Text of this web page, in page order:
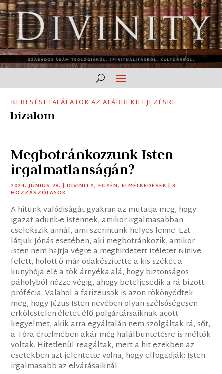
KERESÉSI TALÁLATOK AZ ALÁBBI KIFEJEZÉSRE:
bizalom
Megbotránkozzunk Isten
irgalmatlanságán?
2024. JÚNIUS 28. |DIVINITY,EGYÉN,ELMÉLKEDÉSEK | 3
HOZZÁSZÓLÁSOK
A hitünk valódiságát gyakran az mutatja meg, hogy
igazat adunk-e Istennek, amikor irgalmasabban
cselekszik annál, ami szerintünk helyes lenne. Ezt
látjuk Jónás esetében, aki megbotránkozik, amikor
Isten nem hajtja végre a meghirdetett ítéletet Ninive
felett, holott ő már odakészítette a kis székét a
kunyhója elé a tök árnyéka alá, hogy biztonságos
páholyból nézze végig, ahogy beteljesedik a rá bízott
prófécia. Valahol a farizeusok is azon rökönyödtek
meg, hogy Jézus Isten nevében olyan szélsőségesen
erkölcstelen életet élő polgártársaiknak adott
kegyelmet, akik arra egyáltalán nem szolgáltak rá, sőt,
a Tóra értelmében akár még halálbüntetésre is méltók
voltak. Hitetlenül reagáltak, mert a hit ezekben az
esetekben azt jelentette volna, hogy elfogadják: Isten
irgalmasabb az elvárásaiknál.